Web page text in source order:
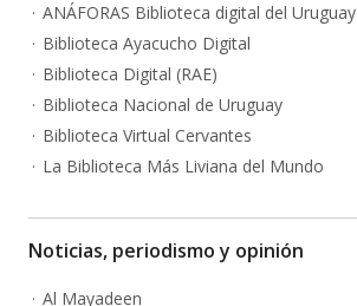
ANÁFORAS Biblioteca digital del Uruguay
Biblioteca Ayacucho Digital
Biblioteca Digital (RAE)
Biblioteca Nacional de Uruguay
Biblioteca Virtual Cervantes
La Biblioteca Más Liviana del Mundo
Noticias, periodismo y opinión
Al Mayadeen